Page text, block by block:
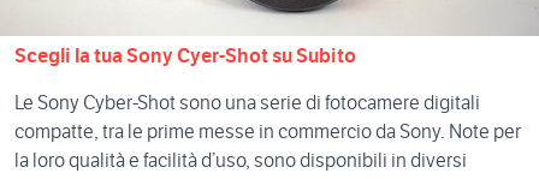
Scegli la tua Sony Cyer-Shot su Subito
Le Sony Cyber-Shot sono una serie di fotocamere digitali
compatte, tra le prime messe in commercio da Sony. Note per
la loro qualità e facilità d’uso, sono disponibili in diversi